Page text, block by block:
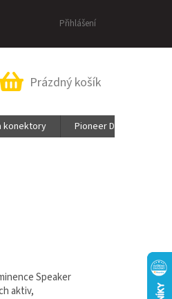
Přihlášení
Nákupní
Prázdný košík
konektory Pioneer DJ &
Speaker
aktiv,